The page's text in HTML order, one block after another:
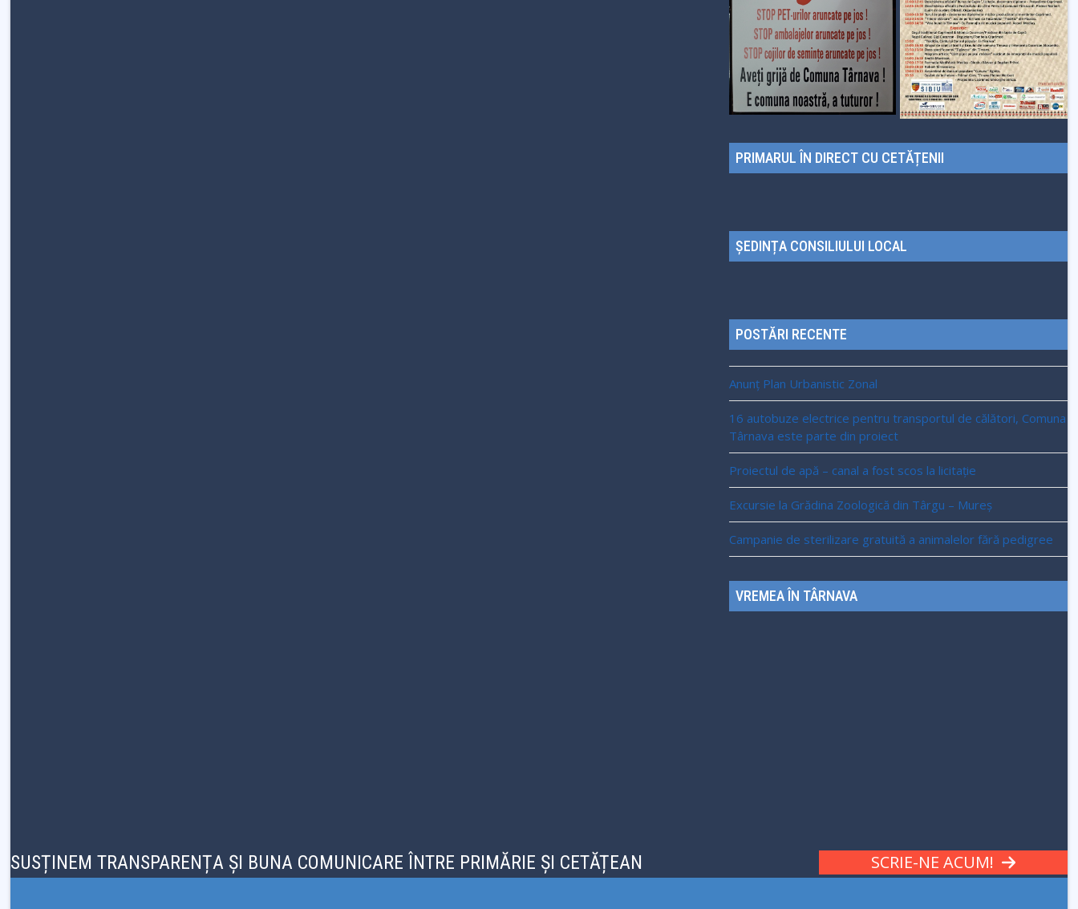
PRIMARUL ÎN DIRECT CU CETĂȚENII
ȘEDINȚA CONSILIULUI LOCAL
POSTĂRI RECENTE
Anunț Plan Urbanistic Zonal
16 autobuze electrice pentru transportul de călători, Comuna
Târnava este parte din proiect
Proiectul de apă – canal a fost scos la licitație
Excursie la Grădina Zoologică din Târgu – Mureș
Campanie de sterilizare gratuită a animalelor fără pedigree
VREMEA ÎN TÂRNAVA
SUSȚINEM TRANSPARENȚA ȘI BUNA COMUNICARE ÎNTRE PRIMĂRIE ȘI CETĂȚEAN SCRIE-NE ACUM!